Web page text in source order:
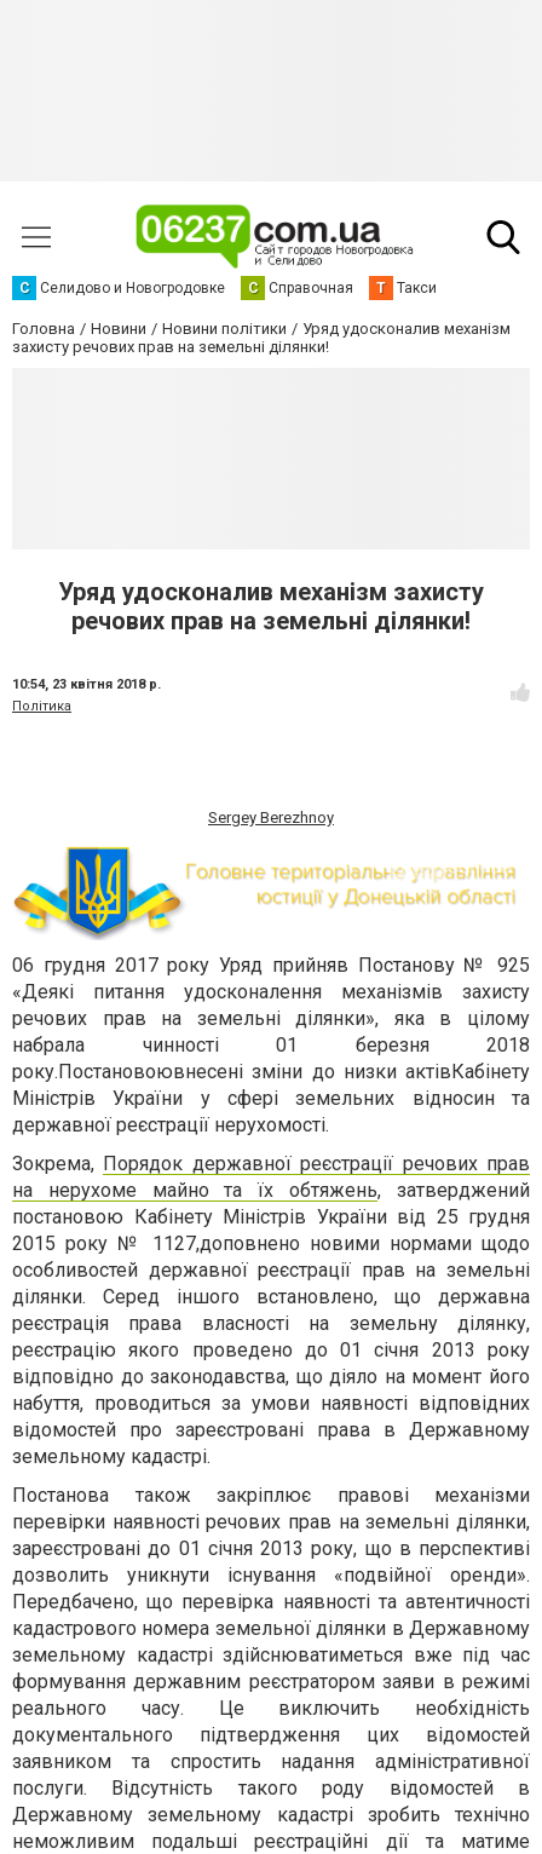
С Селидово и Новогродовке С Справочная Т Такси
Головна Новини Новини політики
Уряд удосконалив механізм
захисту речових прав на земельні ділянки!
Уряд удосконалив механізм захисту
речових прав на земельні ділянки!
10:54, 23 квітня 2018 р.
Політика
Sergey Berezhnoy
06 грудня 2017 року Уряд прийняв Постанову № 925
«Деякі питання удосконалення механізмів захисту
речових прав на земельні ділянки», яка в цілому
набрала чинності 01 березня 2018
року.Постановоювнесені зміни до низки актівКабінету
Міністрів України у сфері земельних відносин та
державної реєстрації нерухомості.
Зокрема, Порядок державної реєстрації речових прав
на нерухоме майно та їх обтяжень, затверджений
постановою Кабінету Міністрів України від 25 грудня
2015 року № 1127,доповнено новими нормами щодо
особливостей державної реєстрації прав на земельні
ділянки. Серед іншого встановлено, що державна
реєстрація права власності на земельну ділянку,
реєстрацію якого проведено до 01 січня 2013 року
відповідно до законодавства, що діяло на момент його
набуття, проводиться за умови наявності відповідних
відомостей про зареєстровані права в Державному
земельному кадастрі.
Постанова також закріплює правові механізми
перевірки наявності речових прав на земельні ділянки,
зареєстровані до 01 січня 2013 року, що в перспективі
дозволить уникнути існування «подвійної оренди».
Передбачено, що перевірка наявності та автентичності
кадастрового номера земельної ділянки в Державному
земельному кадастрі здійснюватиметься вже під час
формування державним реєстратором заяви в режимі
реального часу. Це виключить необхідність
документального підтвердження цих відомостей
заявником та спростить надання адміністративної
послуги. Відсутність такого роду відомостей в
Державному земельному кадастрі зробить технічно
неможливим подальші реєстраційні дії та матиме